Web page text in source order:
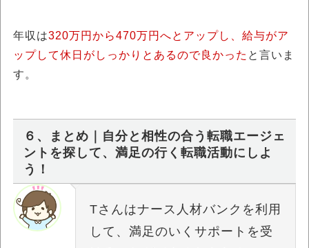
年収は320万円から470万円へとアップし、給与がア
ップして休日がしっかりとあるので良かった と言いま
す。
６、まとめ｜自分と相性の合う転職エージェ
ントを探して、満足の行く転職活動にしよ
う！
Tさんはナース人材バンクを利用
して、満足のいくサポートを受